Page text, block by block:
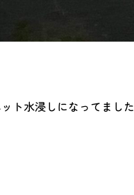
ト水浸しになってました